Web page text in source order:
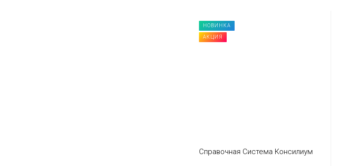
НОВИНКА
АКЦИЯ
Справочная Система Консилиум